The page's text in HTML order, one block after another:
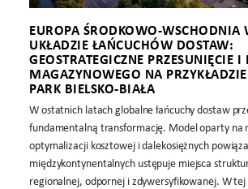
EUROPA ŚRODKOWO-WSCHODNIA
UKŁADZIE ŁAŃCUCHÓW DOSTAW:
GEOSTRATEGICZNE PRZESUNIĘCIE
MAGAZYNOWEGO NA
PARK BIELSKO-BIAŁA
W ostatnich latach globalne łańcuchy dostaw
fundamentalną transformację. Model oparty na
optymalizacji kosztowej i dalekosiężnych
międzykontynentalnych ustępuje miejsca
regionalnej, odpornej i zdywersyfikowanej. W